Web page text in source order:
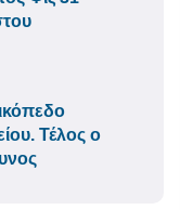
Τέλος ο